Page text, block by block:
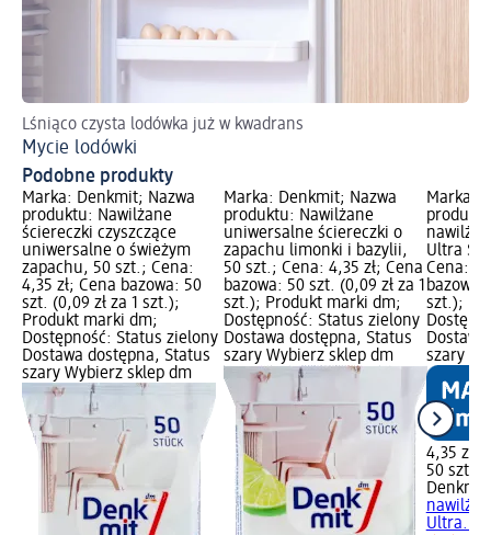
Lśniąco czysta lodówka już w kwadrans
Mycie lodówki
Podobne produkty
Marka: Denkmit; Nazwa
produktu: Nawilżane
ściereczki czyszczące
uniwersalne o świeżym
zapachu, 50 szt.; Cena:
4,35 zł; Cena bazowa: 50
szt. (0,09 zł za 1 szt.);
Produkt marki dm;
Dostępność: Status zielony
Dostawa dostępna, Status
szary Wybierz sklep dm
Marka: Denkmit; Nazwa
produktu: Nawilżane
uniwersalne ściereczki o
zapachu limonki i bazylii,
50 szt.; Cena: 4,35 zł; Cena
bazowa: 50 szt. (0,09 zł za 1
szt.); Produkt marki dm;
Dostępność: Status zielony
Dostawa dostępna, Status
szary Wybierz sklep dm
Marka:
Ultra
Cena:
bazowa:
szt.);
szary
4,35 zł
50 szt.
Denkmit
Ultra...,